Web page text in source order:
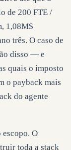
de 200 FTE /
1,08M$
três. O caso de
disso — e
quais o imposto
o payback mais
do agente
escopo. O
toda a stack